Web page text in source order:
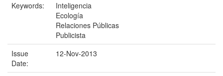
Keywords:
Inteligencia
Ecología
Relaciones Públicas
Publicista
Issue
Date:
12-Nov-2013